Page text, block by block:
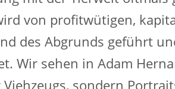
von profitwütigen,
des Abgrunds geführt
Wir sehen in Adam
sondern